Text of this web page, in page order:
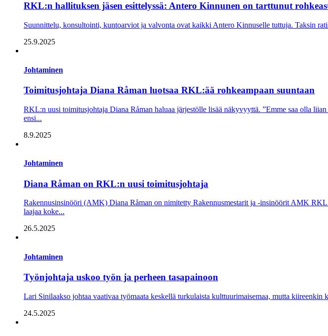
RKL:n hallituksen jäsen esittelyssä: Antero Kinnunen on tarttunut
Suunnittelu, konsultointi, kuntoarviot ja valvonta ovat kaikki Antero Kinnuselle tuttuja. Taksin
25.9.2025
Johtaminen
Toimitusjohtaja Diana Råman luotsaa RKL:ää rohkeampaan suuntaan
RKL:n uusi toimitusjohtaja Diana Råman haluaa järjestölle lisää näkyvyyttä. ”Emme saa olla
ensi...
8.9.2025
Johtaminen
Diana Råman on RKL:n uusi toimitusjohtaja
Rakennusinsinööri (AMK) Diana Råman on nimitetty Rakennusmestarit ja -insinöörit AMK
laajaa koke...
26.5.2025
Johtaminen
Työnjohtaja uskoo työn ja perheen tasapainoon
Lari Sinilaakso johtaa vaativaa työmaata keskellä turkulaista kulttuurimaisemaa, mutta kiireenkin
24.5.2025